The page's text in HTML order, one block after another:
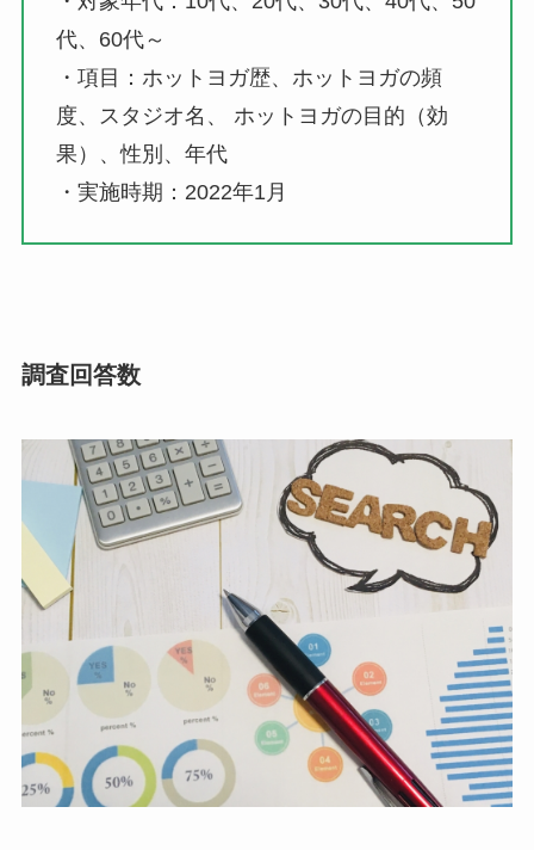
代、60代～
・項目：ホットヨガ歴、ホットヨガの頻
度、スタジオ名、 ホットヨガの目的（効
果）、性別、年代
・実施時期：2022年1月
調査回答数